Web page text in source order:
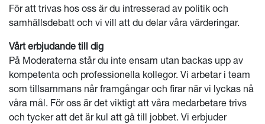
För att trivas hos oss är du intresserad av politik och
samhällsdebatt och vi vill att du delar våra värderingar.
Vårt erbjudande till dig
På Moderaterna står du inte ensam utan backas upp av
kompetenta och professionella kollegor. Vi arbetar i team
som tillsammans når framgångar och firar när vi lyckas nå
våra mål. För oss är det viktigt att våra medarbetare trivs
och tycker att det är kul att gå till jobbet. Vi erbjuder